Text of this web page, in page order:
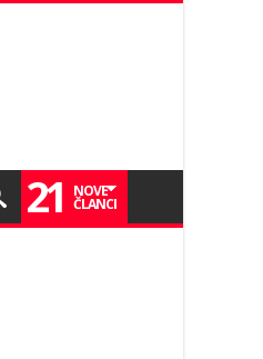
21 NOVE
ČLANCI